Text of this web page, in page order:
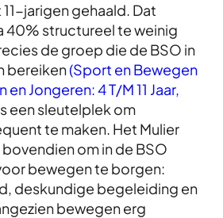
jarigen gehaald. Dat
40% structureel te weinig
de groep die de BSO in
bereiken(Sport en Bewegen
Jongeren: 4 T/M 11 Jaar,
een sleutelplek om
te maken. Het Mulier
om in de BSO
bewegen te borgen:
deskundige begeleiding en
bewegen erg